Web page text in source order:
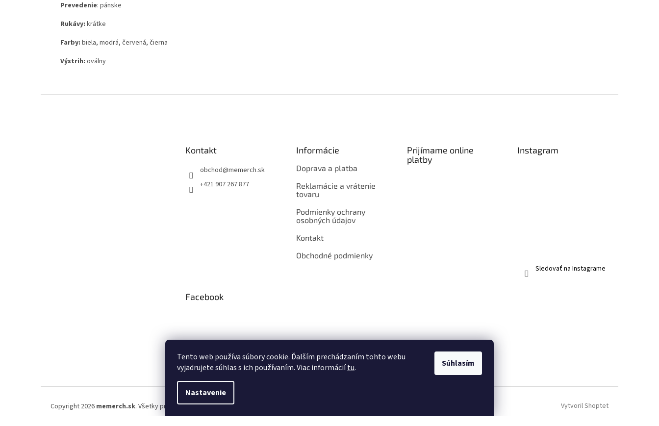
Tento web používa súbory cookie. Ďalším prechádzaním tohto webu
vyjadrujete súhlas s ich používaním. Viac informáciítu.
Nastavenie
Súhlasím
Prevedenie: pánske
Rukávy: krátke
Farby: biela, modrá, červená, čierna
Výstrih: oválny
Kontakt
obchod@memerch.sk
+421 907 267 877
Informácie
Doprava a platba
Reklamácie a vrátenie
tovaru
Podmienky ochrany
osobných údajov
Kontakt
Obchodné podmienky
Prijímame online
platby
Instagram
Sledovať na Instagrame
Facebook
Vytvoril Shoptet
Copyright 2026 memerch.sk. Všetky práva vyhradené.